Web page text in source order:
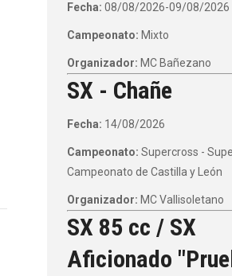
Fecha: 08/08/2026-09/08/2026
Campeonato: Mixto
Organizador: MC Bañezano
SX - Chañe
Fecha: 14/08/2026
Campeonato: Supercross -
Campeonato de Castilla y León
Organizador: MC Vallisoletano
SX 85 cc / SX
Aficionado